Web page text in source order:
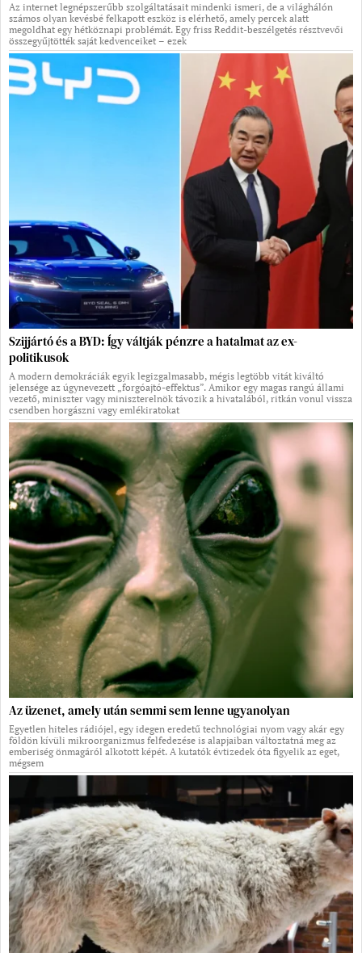
Az internet legnépszerűbb szolgáltatásait mindenki ismeri, de a világhálón
számos olyan kevésbé felkapott eszköz is elérhető, amely percek alatt
megoldhat egy hétköznapi problémát. Egy friss Reddit-beszélgetés résztvevői
összegyűjtötték saját kedvenceiket – ezek
Szijjártó és a BYD: Így váltják pénzre a hatalmat az ex-
politikusok
A modern demokráciák egyik legizgalmasabb, mégis legtöbb vitát kiváltó
jelensége az úgynevezett „forgóajtó-effektus”. Amikor egy magas rangú állami
vezető, miniszter vagy miniszterelnök távozik a hivatalából, ritkán vonul vissza
csendben horgászni vagy emlékiratokat
Az üzenet, amely után semmi sem lenne ugyanolyan
Egyetlen hiteles rádiójel, egy idegen eredetű technológiai nyom vagy akár egy
földön kívüli mikroorganizmus felfedezése is alapjaiban változtatná meg az
emberiség önmagáról alkotott képét. A kutatók évtizedek óta figyelik az eget,
mégsem